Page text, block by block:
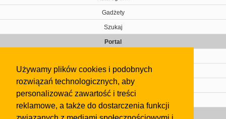
Używamy plików cookies i podobnych
rozwiązań technologicznych, aby
personalizować zawartość i treści
reklamowe, a także do dostarczenia funkcji
Gadżety
Szukaj
Portal
Kontakt
Regulamin
Gazeta